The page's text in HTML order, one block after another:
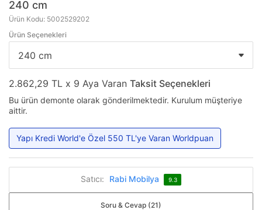
240 cm
Ürün Kodu: 5002529202
Ürün Seçenekleri
2.862,29 TL x 9 Aya Varan Taksit Seçenekleri
Bu ürün demonte olarak gönderilmektedir. Kurulum müşteriye
aittir.
Yapı Kredi World'e Özel 550 TL'ye Varan Worldpuan
Satıcı: Rabi Mobilya 9.3
Soru & Cevap (21)